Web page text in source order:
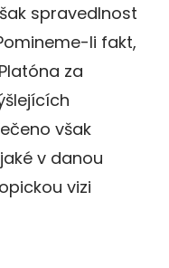
spravedlnost
li fakt,
za
však
v danou
vizi